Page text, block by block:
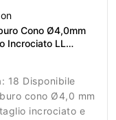
Cono Ø4,0mm
Incrociato LL
18 Disponibile
cono Ø4,0 mm
incrociato e